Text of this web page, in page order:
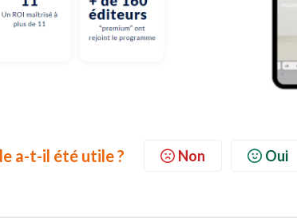
a-t-il été utile ? Non Oui